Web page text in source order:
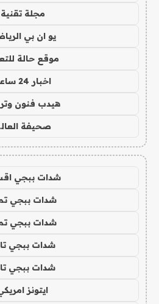
مجلة تقنية
يو ان بي
موقع حالة
اخبار 24 ساعة
هيدب فنون
صحيفة
شدات ببجي
شدات ببجي
شدات ببجي
شدات ببجي
شدات ببجي
ايتونز